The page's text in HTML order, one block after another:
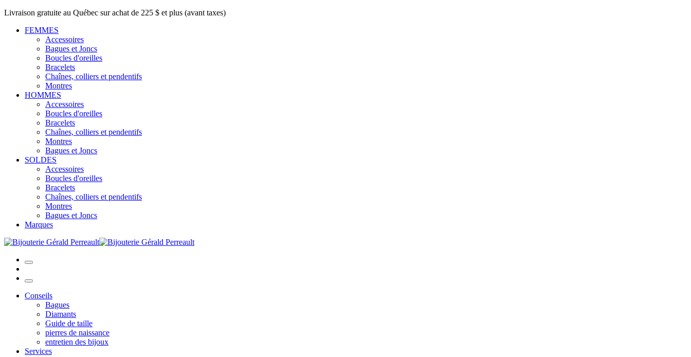
Livraison gratuite au Québec sur achat de 225 $ et plus (avant taxes)
FEMMES
Accessoires
Bagues et Joncs
Boucles d'oreilles
Bracelets
Chaînes, colliers et pendentifs
Montres
HOMMES
Accessoires
Boucles d'oreilles
Bracelets
Chaînes, colliers et pendentifs
Montres
Bagues et Joncs
SOLDES
Accessoires
Boucles d'oreilles
Bracelets
Chaînes, colliers et pendentifs
Montres
Bagues et Joncs
Marques
Conseils
Bagues
Diamants
Guide de taille
pierres de naissance
entretien des bijoux
Services